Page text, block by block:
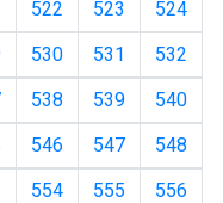
522 523
524
530 531
532
538 539
540
546 547
548
554 555
556